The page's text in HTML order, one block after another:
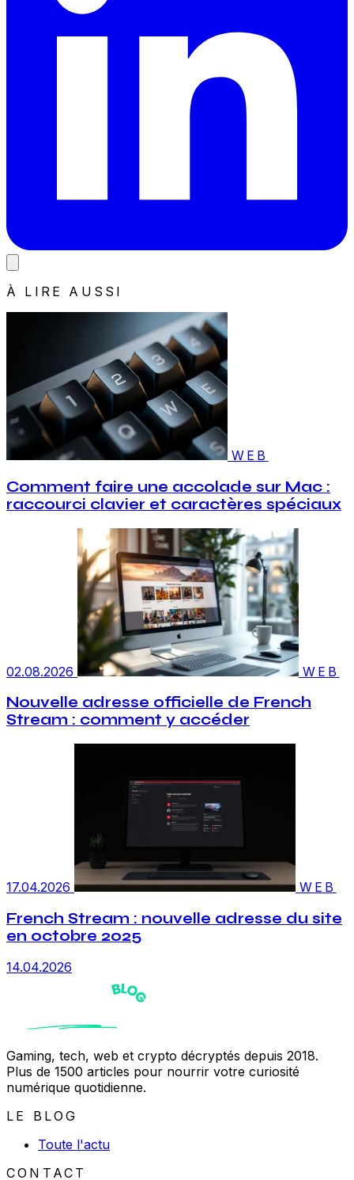
À LIRE AUSSI
WEB
Comment faire une accolade sur Mac :
raccourci clavier et caractères spéciaux
02.08.2026 WEB
Nouvelle adresse officielle de French
Stream : comment y accéder
17.04.2026 WEB
French Stream : nouvelle adresse du site
en octobre 2025
14.04.2026
Gaming, tech, web et crypto décryptés depuis 2018.
Plus de 1500 articles pour nourrir votre curiosité
numérique quotidienne.
LE BLOG
Toute l'actu
CONTACT